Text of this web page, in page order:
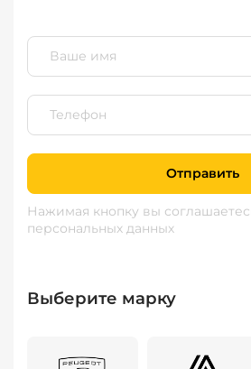
Отправить
Нажимая кнопку вы
персональных данных
Выберите марку